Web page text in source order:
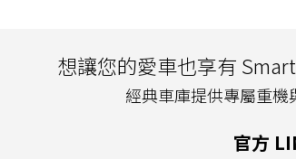
想讓您的愛車也享有
經典車庫提供專屬重機
官方